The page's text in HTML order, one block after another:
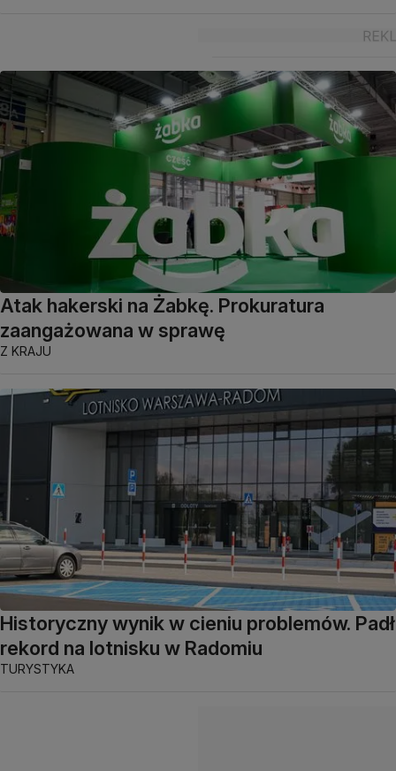
Atak hakerski na Żabkę. Prokuratura
zaangażowana w sprawę
Z KRAJU
Historyczny wynik w cieniu problemów. Padł
rekord na lotnisku w Radomiu
TURYSTYKA